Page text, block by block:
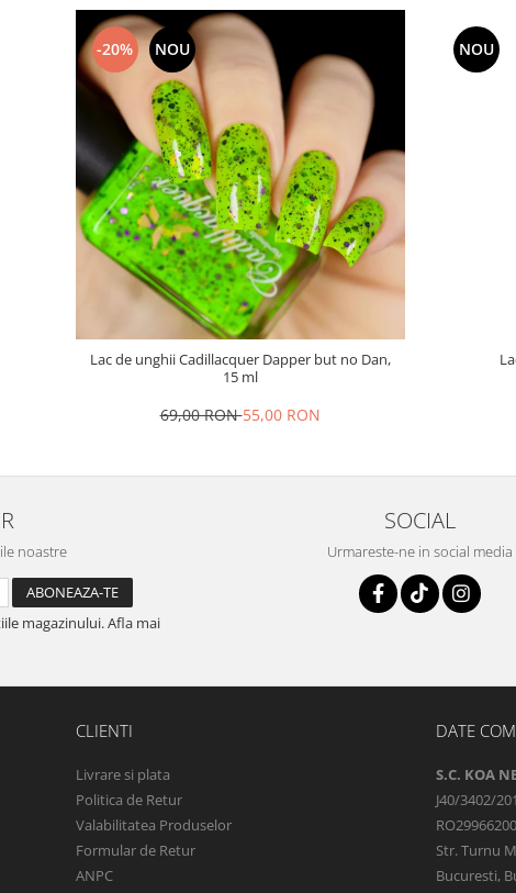
-20% NOU
Lac de unghii Cadillacquer Dapper but no Dan,
15 ml
69,00 RON55,00 RON
NOU
noastre
magazinului. Afla mai
SOCIAL
Urmareste-ne in social media
CLIENTI
Livrare si plata
Politica de Retur
Valabilitatea Produselor
Formular de Retur
ANPC
DATE
S.C. KOA
J40/3402/
RO29966200
Str. Turnu
Bucuresti,